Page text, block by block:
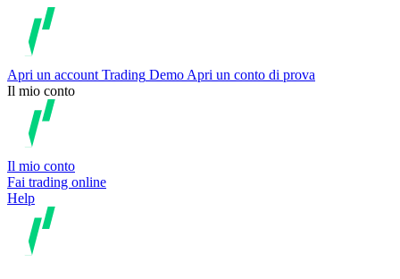
Apri un account Trading Demo Apri un conto di prova
Il mio conto
Il mio conto
Fai trading online
Help